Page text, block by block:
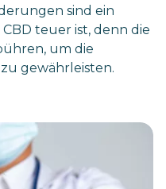
sind ein
teuer ist, denn die
um die
gewährleisten.